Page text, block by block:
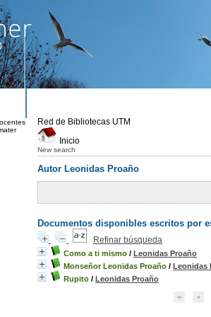
Red de Bibliotecas UTM
Inicio
New search
Autor Leonidas Proaño
Documentos disponibles escritos por
Refinar búsqueda
Como a ti mismo / Leonidas Proaño
Monseñor Leonidas Proaño / Leonidas
Rupito / Leonidas Proaño